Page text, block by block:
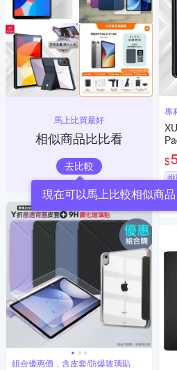
馬上比買最好
相似商品比比看
去比較
現在可以馬上比較相似商品
組合優惠價，含皮套/防爆玻璃貼
專
$